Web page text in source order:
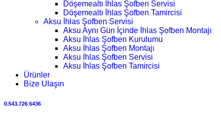
Döşemealtı İhlas Şofben Servisi
Döşemealtı İhlas Şofben Tamircisi
Aksu İhlas Şofben Servisi
Aksu Aynı Gün İçinde İhlas Şofben Montajı
Aksu İhlas Şofben Kurulumu
Aksu İhlas Şofben Montajı
Aksu İhlas Şofben Servisi
Aksu İhlas Şofben Tamircisi
Ürünler
Bize Ulaşın
0.543.726 6436